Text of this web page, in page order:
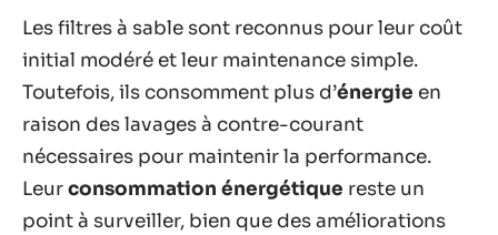
Les filtres à sable sont reconnus pour leur coût
initial modéré et leur maintenance simple.
Toutefois, ils consomment plus d’énergie en
raison des lavages à contre-courant
nécessaires pour maintenir la performance.
Leurconsommation énergétique reste un
point à surveiller, bien que des améliorations